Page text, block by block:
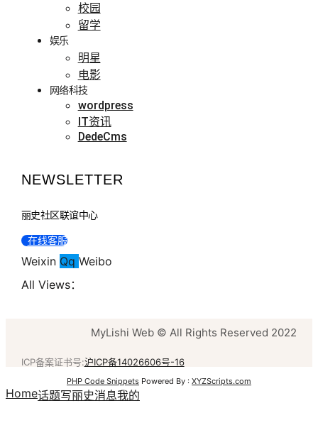
校园
留学
娱乐
明星
电影
网络科技
wordpress
IT资讯
DedeCms
NEWSLETTER
丽史社区联谊中心
在线客服
Weixin Qq Weibo
All Views：
MyLishi Web © All Rights Reserved 2022
ICP备案证书号:沪ICP备14026606号-16
PHP Code Snippets Powered By : XYZScripts.com
Home话题写丽史消息我的